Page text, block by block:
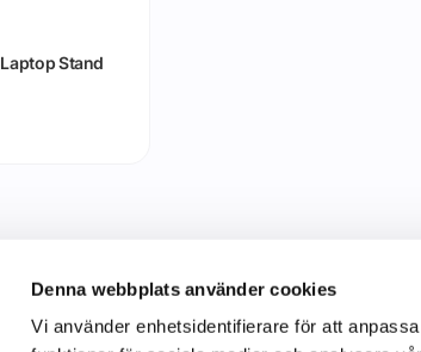
Denna webbplats använder cookies
Vi använder enhetsidentifierare för att
Stand
C&C